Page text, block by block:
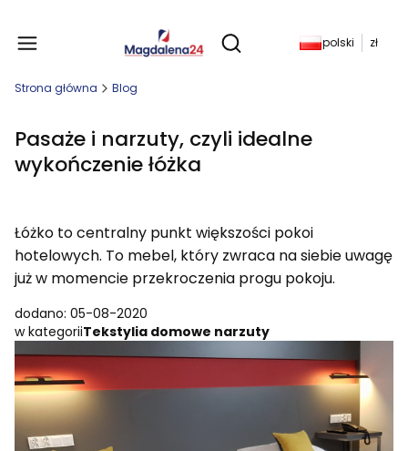
Otwórz wyszukiwarkę
Produkty w
polski zł
Strona główna Blog
Pasaże i narzuty, czyli idealne
wykończenie łóżka
Łóżko to centralny punkt większości pokoi
hotelowych. To mebel, który zwraca na siebie uwagę
już w momencie przekroczenia progu pokoju.
dodano: 05-08-2020
w kategoriiTekstylia domowe narzuty